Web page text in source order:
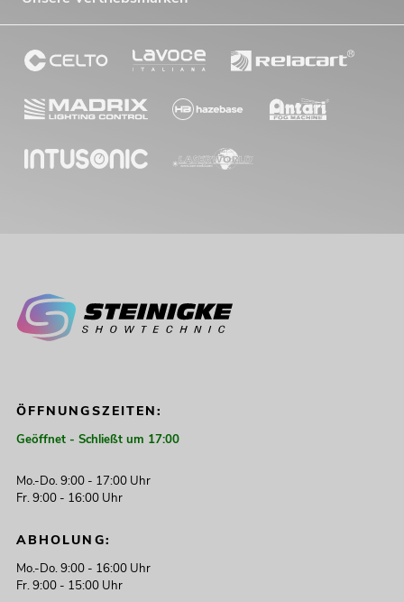
ÖFFNUNGSZEITEN:
Geöffnet - Schließt um 17:00
Mo.-Do. 9:00 - 17:00 Uhr
Fr. 9:00 - 16:00 Uhr
ABHOLUNG:
Mo.-Do. 9:00 - 16:00 Uhr
Fr. 9:00 - 15:00 Uhr